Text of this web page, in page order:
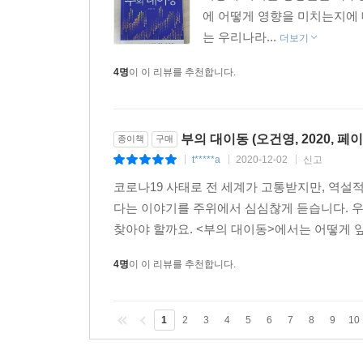
에 어떻게 영향을 미치는지
는 우리나라... 더보기
4명이 이 리뷰를 추천합니다.
종이책 구매 부의 대이동 (오건영, 2020, 페
t*****a 2020-12-02 신고
코로나19 사태로 전 세계가 고통받지만, 역설
다는 이야기를 주위에서 심심찮게 듣습니다.
찾아야 할까요. <부의 대이동>에서는 어떻게
4명이 이 리뷰를 추천합니다.
1 2 3 4 5 6 7 8 9 10